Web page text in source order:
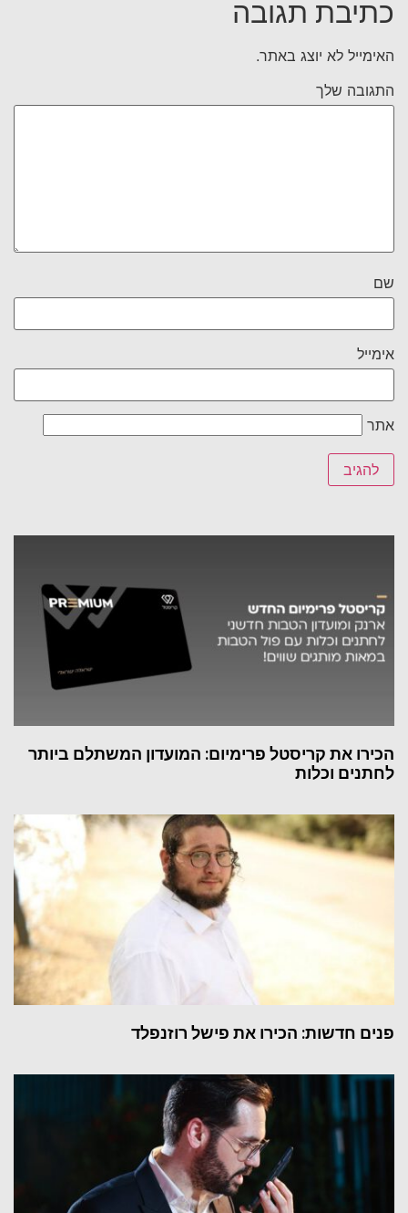
כתיבת תגובה
האימייל לא יוצג באתר.
התגובה שלך
שם
אימייל
אתר
הכירו את קריסטל פרימיום: המועדון המשתלם ביותר
לחתנים וכלות
פנים חדשות: הכירו את פישל רוזנפלד